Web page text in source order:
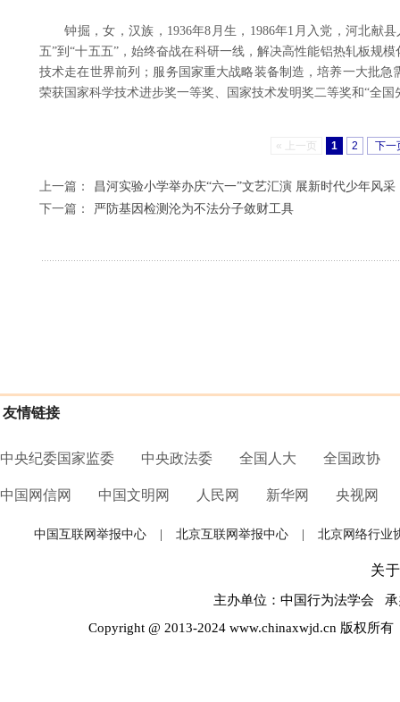
钟掘，女，汉族，1936年8月生，1986年1月入党，河北献
五”到“十五五”，始终奋战在科研一线，解决高性能铝热轧板规
技术走在世界前列；服务国家重大战略装备制造，培养一大批
荣获国家科学技术进步奖一等奖、国家技术发明奖二等奖和“全国
« 上一页 1 2 下一
上一篇：
昌河实验小学举办庆“六一”文艺汇演 展新时代少年风采
下一篇：
严防基因检测沦为不法分子敛财工具
中央纪委国家监委 中央政法委 全国人大 全国政协
中国网信网 中国文明网 人民网 新华网 央视网
友情链接
中国互联网举报中心 北京互联网举报中心 北京网络行业
关
主办单位：中国行为法学会
Copyright @ 2013-2024 www.chinaxwjd.cn 版权所有